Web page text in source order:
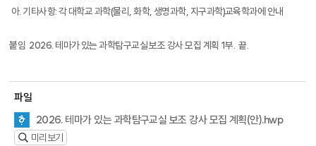
아. 기타사항:각 대학교 과학(물리 ,화학, 생명과학, 지구과학)교육학과에 안내
붙임 2026. 테마가 있는 과학탐구교실 보조 강사 모집 계획 1부.끝.
파일
2026. 테마가 있는 과학탐구교실 보조 강사 모집 계획(안).hwp
미리보기